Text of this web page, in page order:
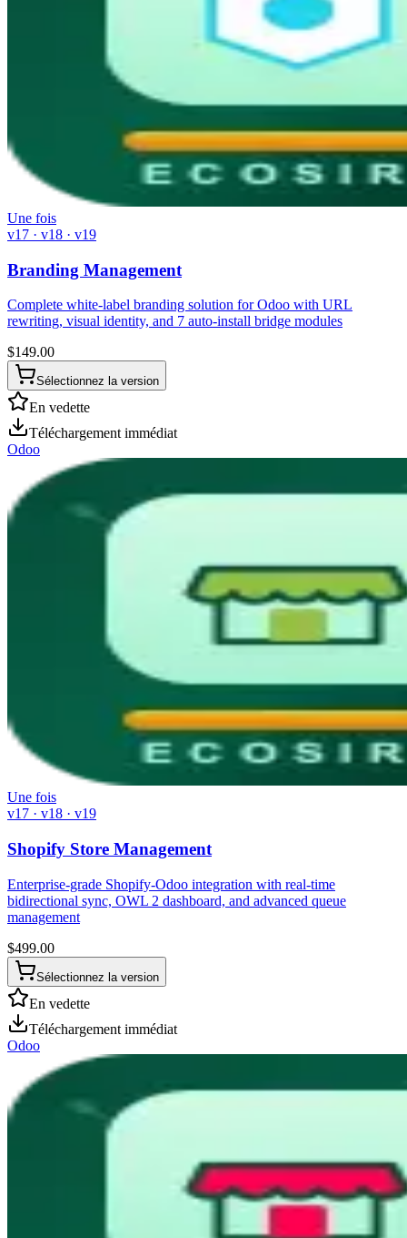
Une fois
v17 · v18 · v19
Branding Management
Complete white-label branding solution for Odoo with URL
rewriting, visual identity, and 7 auto-install bridge modules
$149.00
Sélectionnez la version
En vedette
Téléchargement immédiat
Odoo
Une fois
v17 · v18 · v19
Shopify Store Management
Enterprise-grade Shopify-Odoo integration with real-time
bidirectional sync, OWL 2 dashboard, and advanced queue
management
$499.00
Sélectionnez la version
En vedette
Téléchargement immédiat
Odoo